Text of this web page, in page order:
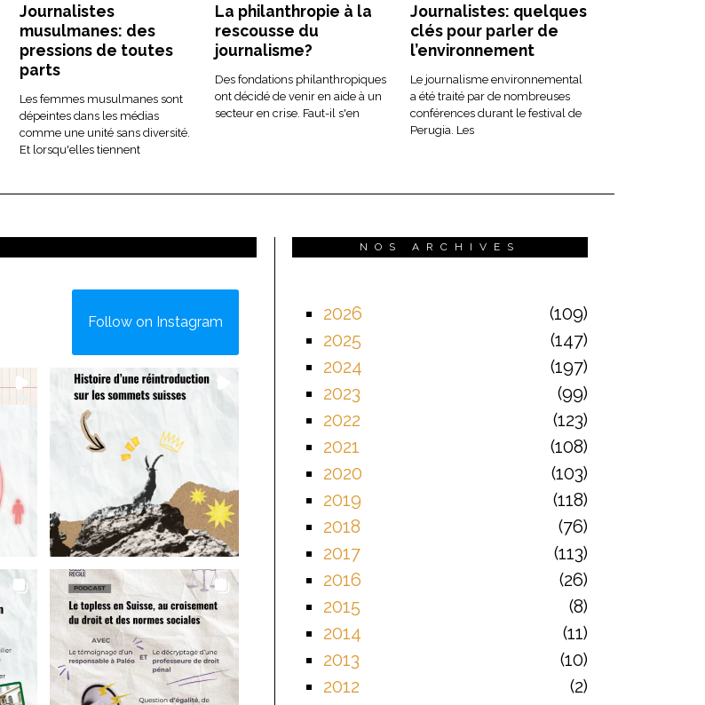
Journalistes
musulmanes: des
pressions de toutes
parts
Les femmes musulmanes sont
dépeintes dans les médias
comme une unité sans diversité.
Et lorsqu'elles tiennent
La philanthropie à la
rescousse du
journalisme?
Des fondations philanthropiques
ont décidé de venir en aide à un
secteur en crise. Faut-il s'en
Journalistes: quelques
clés pour parler de
l’environnement
Le journalisme environnemental
a été traité par de nombreuses
conférences durant le festival de
Perugia. Les
Follow on Instagram
NOS ARCHIVES
2026
109
2025
147
2024
197
2023
99
2022
123
2021
108
2020
103
2019
118
2018
76
2017
113
2016
26
2015
8
2014
11
2013
10
2012
2